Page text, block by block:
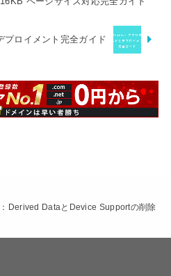
プロイメント完全ガイド
Derived DataとDevice Supportの削除